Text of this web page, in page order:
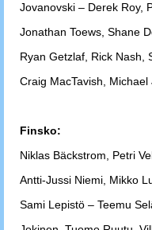
Jovanovski – Derek Roy,
Jonathan Toews, Shane
Ryan Getzlaf, Rick Nash,
Craig MacTavish, Michael
Finsko:
Niklas Bäckstrom, Petri
Antti-Jussi Niemi, Mikko
Sami Lepistö – Teemu